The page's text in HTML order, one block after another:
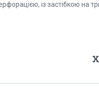
із застібкою на